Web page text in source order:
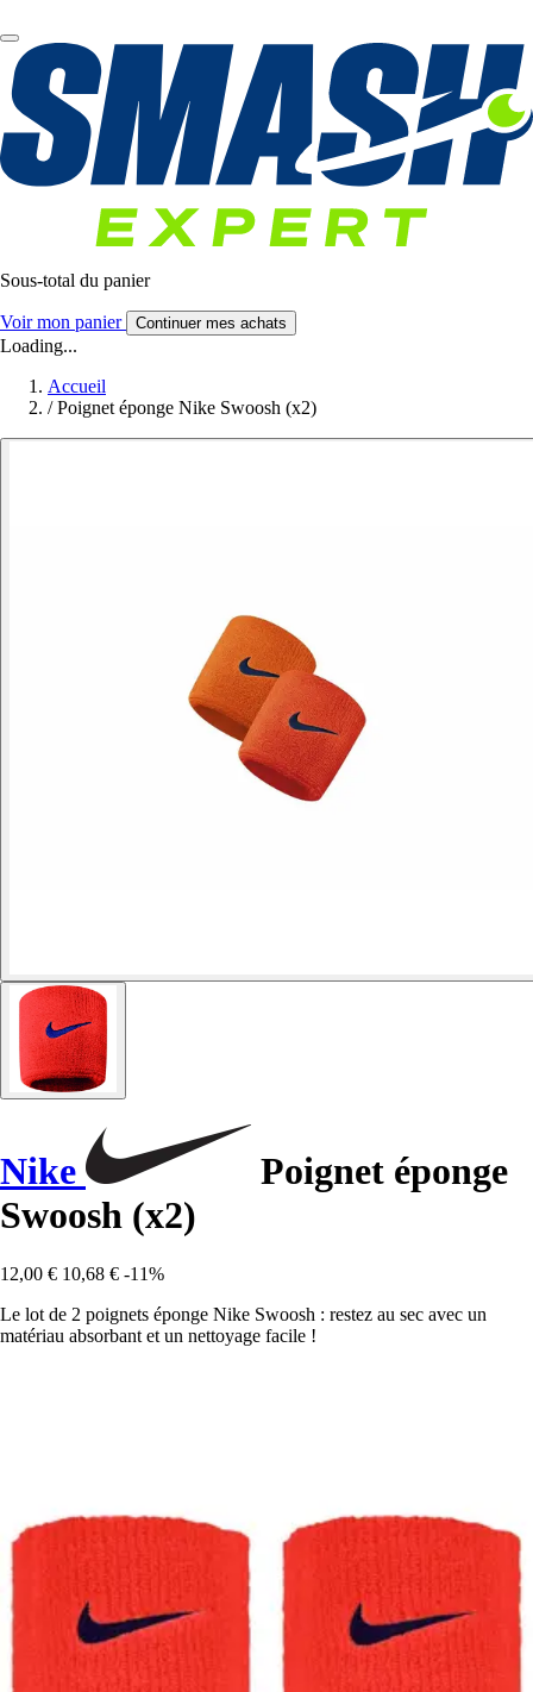
Sous-total du panier
Voir mon panier Continuer mes achats
Loading...
Accueil
/ Poignet éponge Nike Swoosh (x2)
Nike
Poignet éponge
Swoosh (x2)
12,00 € 10,68 € -11%
Le lot de 2 poignets éponge Nike Swoosh : restez au sec avec un
matériau absorbant et un nettoyage facile !